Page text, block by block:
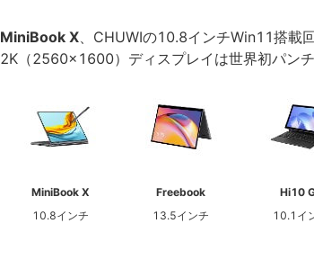
MiniBook X、CHUWIの10.8インチWin11搭載
2K（2560x1600）ディスプレイは世界初パン
MiniBook X
10.8インチ
Freebook
13.5インチ
Hi10
10.1イ